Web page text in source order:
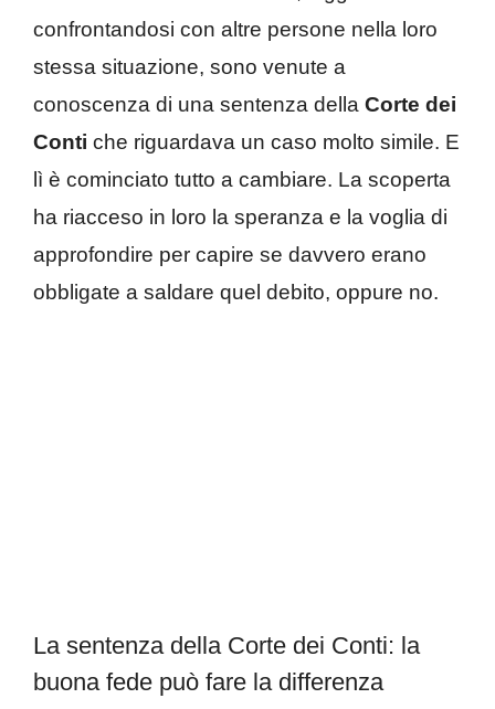
confrontandosi con altre persone nella loro
stessa situazione, sono venute a
conoscenza di una sentenza della Corte dei
Conti che riguardava un caso molto simile. E
lì è cominciato tutto a cambiare. La scoperta
ha riacceso in loro la speranza e la voglia di
approfondire per capire se davvero erano
obbligate a saldare quel debito, oppure no.
La sentenza della Corte dei Conti: la
buona fede può fare la differenza